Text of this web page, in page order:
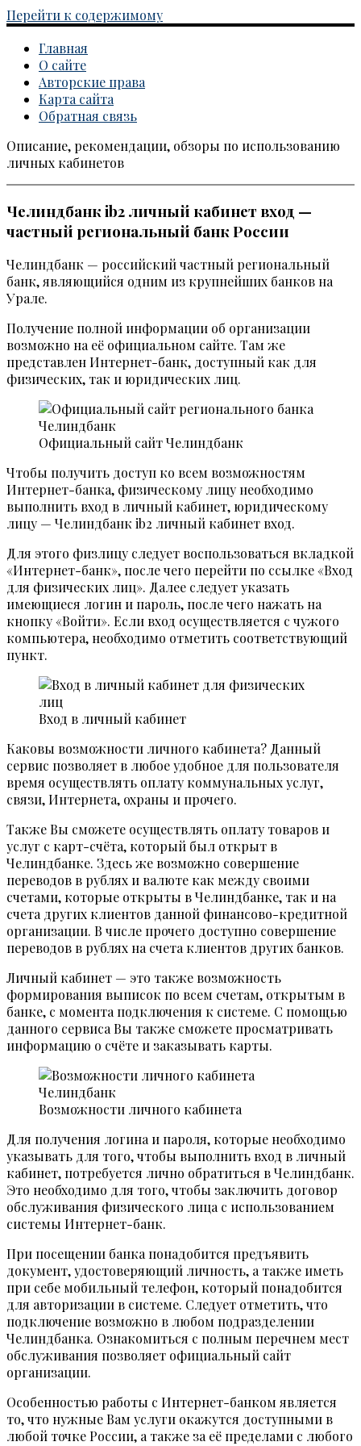
Перейти к содержимому
Главная
О сайте
Авторские права
Карта сайта
Обратная связь
Каталог личных кабинетов
Описание, рекомендации, обзоры по использованию
личных кабинетов
Челиндбанк ib2 личный кабинет вход —
частный региональный банк России
Челиндбанк — российский частный региональный
банк, являющийся одним из крупнейших банков на
Урале.
Получение полной информации об организации
возможно на её официальном сайте. Там же
представлен Интернет-банк, доступный как для
физических, так и юридических лиц.
Официальный сайт Челиндбанк
Чтобы получить доступ ко всем возможностям
Интернет-банка, физическому лицу необходимо
выполнить вход в личный кабинет, юридическому
лицу — Челиндбанк ib2 личный кабинет вход.
Для этого физлицу следует воспользоваться вкладкой
«Интернет-банк», после чего перейти по ссылке «Вход
для физических лиц». Далее следует указать
имеющиеся логин и пароль, после чего нажать на
кнопку «Войти». Если вход осуществляется с чужого
компьютера, необходимо отметить соответствующий
пункт.
Вход в личный кабинет
Каковы возможности личного кабинета? Данный
сервис позволяет в любое удобное для пользователя
время осуществлять оплату коммунальных услуг,
связи, Интернета, охраны и прочего.
Также Вы сможете осуществлять оплату товаров и
услуг с карт-счёта, который был открыт в
Челиндбанке. Здесь же возможно совершение
переводов в рублях и валюте как между своими
счетами, которые открыты в Челиндбанке, так и на
счета других клиентов данной финансово-кредитной
организации. В числе прочего доступно совершение
переводов в рублях на счета клиентов других банков.
Личный кабинет — это также возможность
формирования выписок по всем счетам, открытым в
банке, с момента подключения к системе. С помощью
данного сервиса Вы также сможете просматривать
информацию о счёте и заказывать карты.
Возможности личного кабинета
Для получения логина и пароля, которые необходимо
указывать для того, чтобы выполнить вход в личный
кабинет, потребуется лично обратиться в Челиндбанк.
Это необходимо для того, чтобы заключить договор
обслуживания физического лица с использованием
системы Интернет-банк.
При посещении банка понадобится предъявить
документ, удостоверяющий личность, а также иметь
при себе мобильный телефон, который понадобится
для авторизации в системе. Следует отметить, что
подключение возможно в любом подразделении
Челиндбанка. Ознакомиться с полным перечнем мест
обслуживания позволяет официальный сайт
организации.
Особенностью работы с Интернет-банком является
то, что нужные Вам услуги окажутся доступными в
любой точке России, а также за её пределами с любого